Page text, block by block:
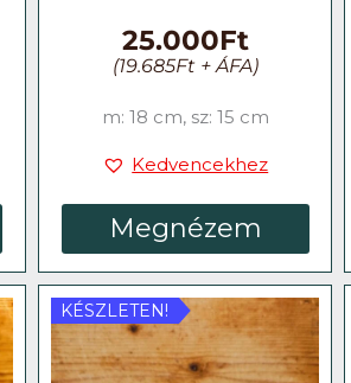
25.000Ft
(19.685Ft+ ÁFA)
m: 18 cm, sz: 15 cm
Kedvencekhez
Megnézem
KÉSZLETEN!